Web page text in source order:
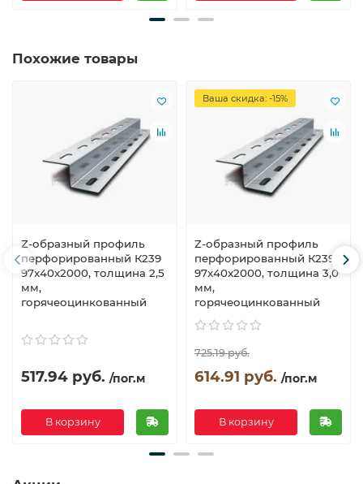
Похожие товары
Z-образный профиль
перфорированный К239
97x40x2000, толщина 2,5
мм,
горячеоцинкованный
517.94 руб. /пог.м
В корзину
Ваша скидка: -15%
Z-образный профиль
перфорированный К239
97x40x2000, толщина 3,0
мм,
горячеоцинкованный
725.19 руб.
614.91 руб. /пог.м
В корзину